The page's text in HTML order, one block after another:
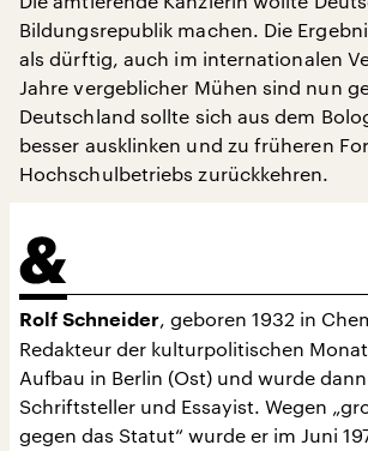
Bildungsrepublik machen. Die
als dürftig, auch im internationalen
Jahre vergeblicher Mühen sind nun
Deutschland sollte sich aus dem
besser ausklinken und zu früheren
Hochschulbetriebs zurückkehren.
Rolf Schneider, geboren 1932 in
Redakteur der kulturpolitischen
Aufbau in Berlin (Ost) und wurde
Schriftsteller und Essayist. Wegen
gegen das Statut“ wurde er im Juni